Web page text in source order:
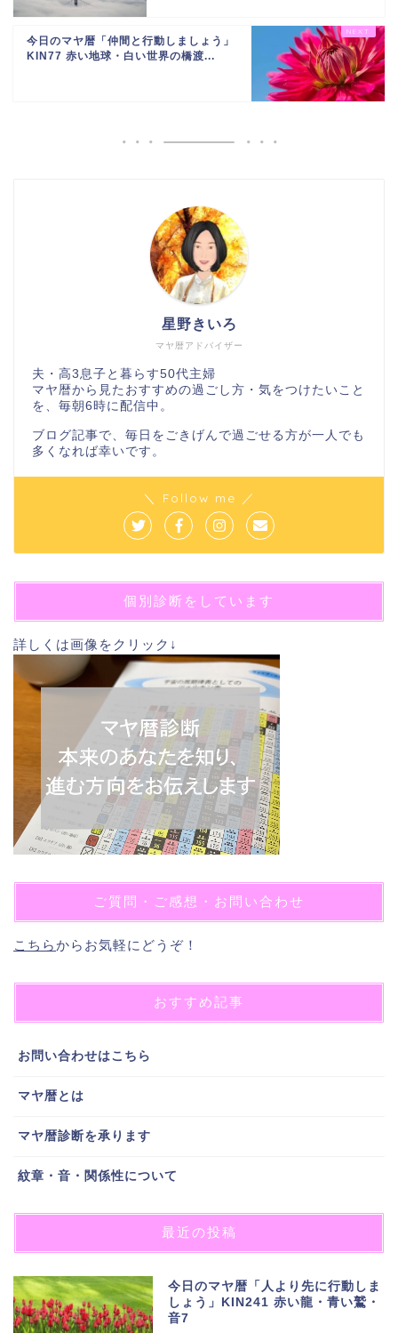
今日のマヤ暦「仲間と行動しましょう」
KIN77 赤い地球・白い世界の橋渡...
マヤ暦アドバイザー
星野きいろ
夫・高3息子と暮らす50代主婦
マヤ暦から見たおすすめの過ごし方・気をつけたいこと
を、毎朝6時に配信中。
ブログ記事で、毎日をごきげんで過ごせる方が一人でも
多くなれば幸いです。
＼ Follow me ／
個別診断をしています
詳しくは画像をクリック↓
ご質問・ご感想・お問い合わせ
こちらからお気軽にどうぞ！
おすすめ記事
お問い合わせはこちら
マヤ暦とは
マヤ暦診断を承ります
紋章・音・関係性について
最近の投稿
今日のマヤ暦「人より先に行動しま
しょう」KIN241 赤い龍・青い鷲・
音7